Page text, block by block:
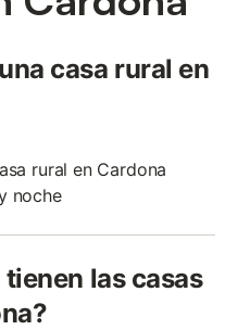
casa rural en
rural en Cardona
noche
las casas